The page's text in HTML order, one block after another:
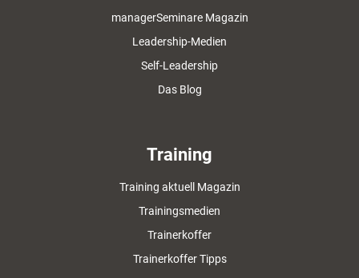
managerSeminare Magazin
Leadership-Medien
Self-Leadership
Das Blog
Training
Training aktuell Magazin
Trainingsmedien
Trainerkoffer
Trainerkoffer Tipps